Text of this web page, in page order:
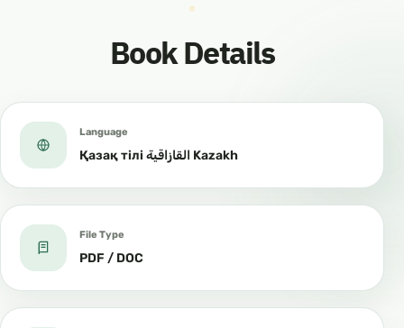
Book Details
Language
Қазақ тілі القازاقية Kazakh
File Type
PDF / DOC